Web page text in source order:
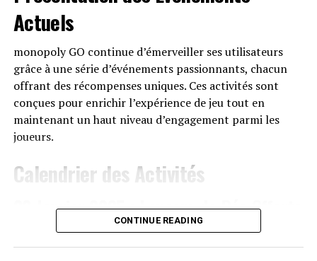
Actuels
monopoly GO continue d’émerveiller ses utilisateurs
grâce à une série d’événements passionnants, chacun
offrant des récompenses uniques. Ces activités sont
conçues pour enrichir l’expérience de jeu tout en
maintenant un haut niveau d’engagement parmi les
joueurs.
Calendrier des Activités
20 Janvier 2025 : Lancers de Dés Offerts
Un événement spécial a été annoncé,permettant aux
participants de bénéficier de lancers gratuits,ajoutant
CONTINUE READING